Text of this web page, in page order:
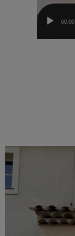
00:00